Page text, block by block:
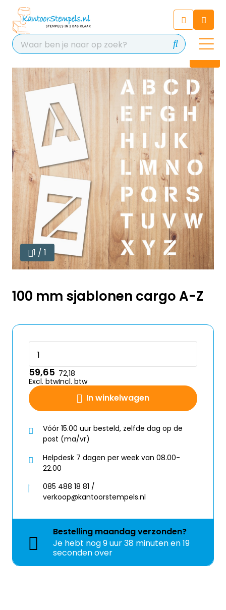
Chat 24/7 met onze chatbot
voor hulp
Contact
1 / 1
100 mm sjablonen cargo A-Z
In winkelwagen
59,65
Excl. btw
72,18
Incl. btw
Vóór 15.00 uur besteld, zelfde dag op de
post (ma/vr)
Helpdesk 7 dagen per week van 08.00-
22.00
085 488 18 81 /
verkoop@kantoorstempels.nl
Bestelling maandagverzonden?
Je hebt nog9 uur 38 minuten en 18
seconden over